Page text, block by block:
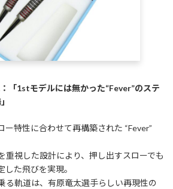
「1stモデルには無かった“Fever”のステ
ー特性に合わせて再構築された “Fever”
重視した設計により、押し出すスローでも
た飛びを実現。
る軌道は、有原竜太選手らしい再現性の